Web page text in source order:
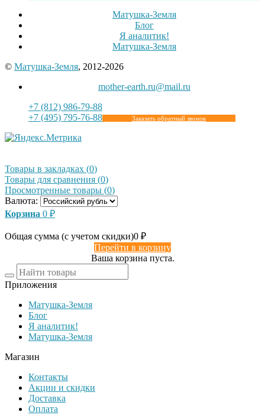
Матушка-Земля
Блог
Я аналитик!
Матушка-Земля
© Матушка-Земля, 2012-2026
mother-earth.ru@mail.ru
+7 (812) 986-79-88
+7 (495) 795-76-88
Заказать обратный звонок
Товары в закладках (0)
Товары для сравнения (0)
Просмотренные товары (0)
Валюта:
Корзина 0 ₽
Общая сумма (с учетом скидки)0 ₽
Перейти в корзину
Ваша корзина пуста.
Приложения
Матушка-Земля
Блог
Я аналитик!
Матушка-Земля
Магазин
Контакты
Акции и скидки
Доставка
Оплата